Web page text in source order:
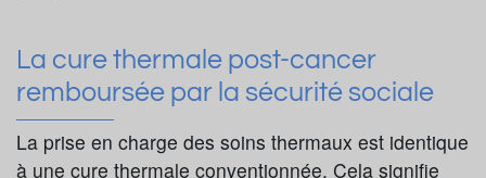
La cure thermale post-cancer
remboursée par la sécurité sociale
La prise en charge des soins thermaux est identique
à une cure thermale conventionnée. Cela signifie